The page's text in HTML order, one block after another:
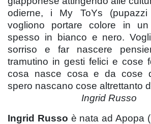
odierne, i My ToYs (pupazzi
vogliono portare colore in
spesso in bianco e nero.
sorriso e far nascere
tramutino in gesti felici e cose
cosa nasce cosa e da cose
spero nascano cose altrettanto
Ingrid Russo
Ingrid Russo è nata ad Apopa